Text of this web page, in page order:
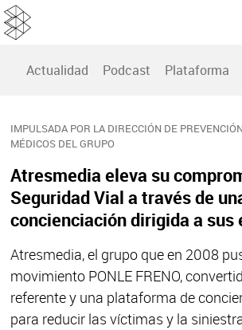
Actualidad Podcast Plataforma
IMPULSADA POR LA DIRECCIÓN DE
MÉDICOS DEL GRUPO
Atresmedia eleva su
Seguridad Vial a través de
concienciación dirigida a sus
Atresmedia, el grupo que en 2008
movimiento PONLE FRENO,
referente y una plataforma de
para reducir las víctimas y la